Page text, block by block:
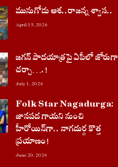
మునుగోడు ఆశ..రాజన్న శ్వాస..
April 15, 2026
జగన్ పాదయాత్రపై ఏపీలో జోరుగా
చ‌ర్చా….!
July 1, 2026
Folk Star Nagadurga:
జానపద గాయని నుంచి
హీరోయిన్‌గా.. నాగదుర్గ కొత్త
ప్రయాణం!
June 20, 2026